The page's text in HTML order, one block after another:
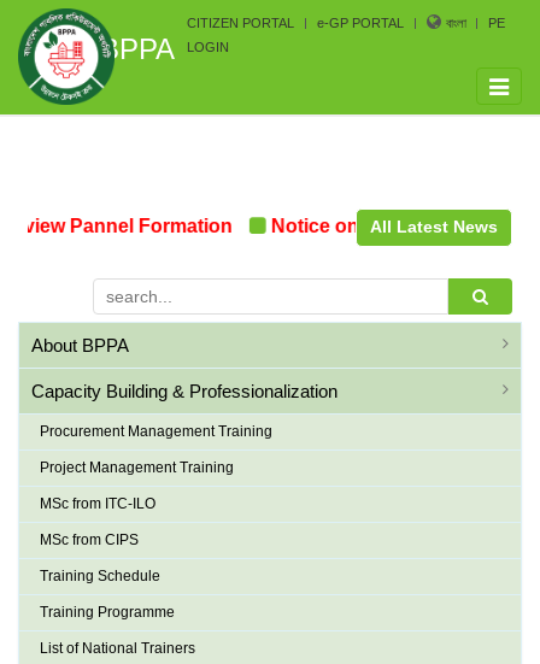
BPPA
CITIZEN PORTAL e-GP PORTAL বাংলা
PE
LOGIN
Toggle
Pannel Formation Notice on the upcoming Pre-
All Latest News
About BPPA
Capacity Building & Professionalization
Procurement Management Training
Project Management Training
MSc from ITC-ILO
MSc from CIPS
Training Schedule
Training Programme
List of National Trainers